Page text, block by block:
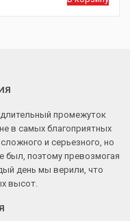
промежуток
в самых благоприятных
и серьезного, но
был, поэтому превозмогая
день мы верили, что
высот.